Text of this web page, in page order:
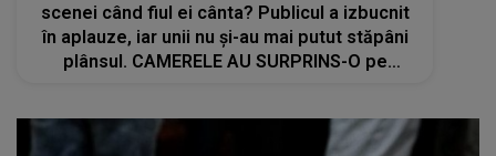
scenei când fiul ei cânta? Publicul a izbucnit
în aplauze, iar unii nu și-au mai putut stăpâni
plânsul. CAMERELE AU SURPRINS-O pe